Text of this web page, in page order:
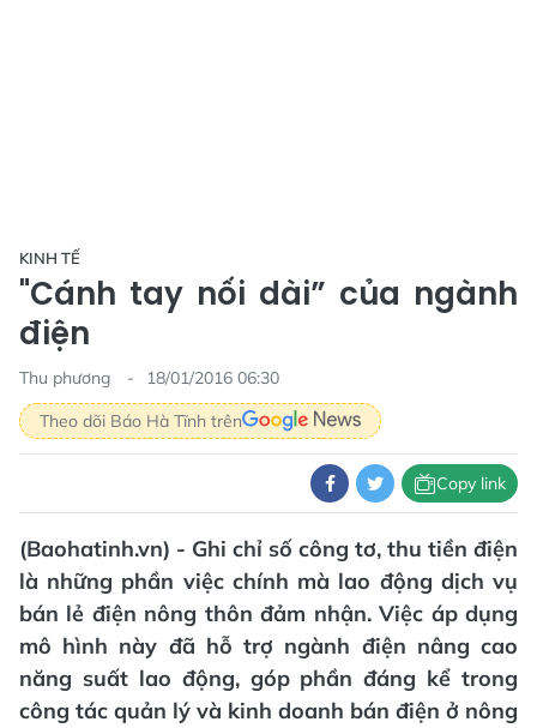
KINH TẾ
"Cánh tay nối dài” của ngành
điện
Thu phương
18/01/2016 06:30
Theo dõi Báo Hà Tĩnh trên
Copy link
(Baohatinh.vn) - Ghi chỉ số công tơ, thu tiền điện
là những phần việc chính mà lao động dịch vụ
bán lẻ điện nông thôn đảm nhận. Việc áp dụng
mô hình này đã hỗ trợ ngành điện nâng cao
năng suất lao động, góp phần đáng kể trong
công tác quản lý và kinh doanh bán điện ở nông